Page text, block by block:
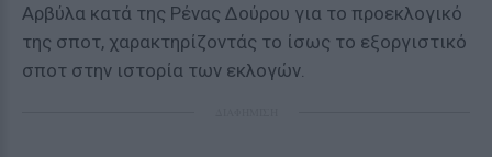
Αρβύλα κατά της Ρένας Δούρου για το προεκλογικό
της σποτ, χαρακτηρίζοντάς το ίσως το εξοργιστικό
σποτ στην ιστορία των εκλογών.